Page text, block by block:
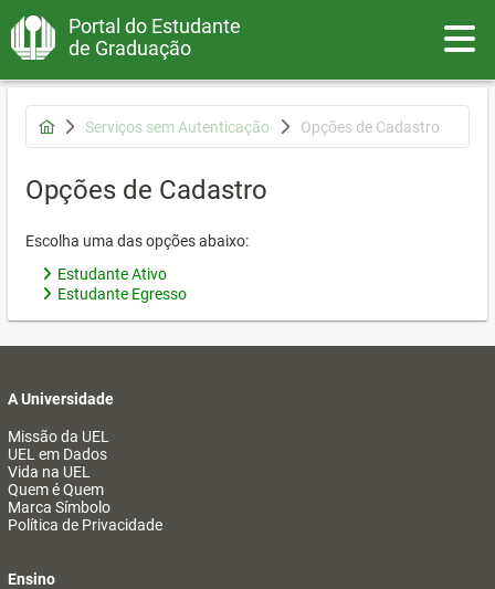
Portal do Estudante
de Graduação
Serviços sem Autenticação Opções de Cadastro
Opções de Cadastro
Escolha uma das opções abaixo:
Estudante Ativo
Estudante Egresso
A Universidade
Missão da UEL
UEL em Dados
Vida na UEL
Quem é Quem
Marca Símbolo
Política de Privacidade
Ensino